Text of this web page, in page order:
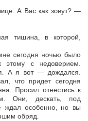
А Вас как зовут? —
тишина, в которой,
сегодня ночью было
этому с недоверием.
А я вот — дождался.
что придет сегодня
Просил отнестись к
Они, дескать, под
ждал особенно, но вы
обряд.